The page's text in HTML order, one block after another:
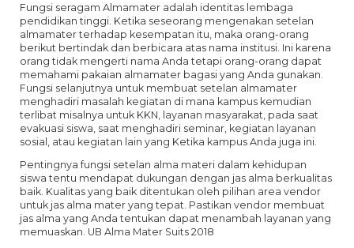
Fungsi seragam Almamater adalah identitas lembaga
pendidikan tinggi. Ketika seseorang mengenakan setelan
almamater terhadap kesempatan itu, maka orang-orang
berikut bertindak dan berbicara atas nama institusi. Ini karena
orang tidak mengerti nama Anda tetapi orang-orang dapat
memahami pakaian almamater bagasi yang Anda gunakan.
Fungsi selanjutnya untuk membuat setelan almamater
menghadiri masalah kegiatan di mana kampus kemudian
terlibat misalnya untuk KKN, layanan masyarakat, pada saat
evakuasi siswa, saat menghadiri seminar, kegiatan layanan
sosial, atau kegiatan lain yang Ketika kampus Anda juga ini.
Pentingnya fungsi setelan alma materi dalam kehidupan
siswa tentu mendapat dukungan dengan jas alma berkualitas
baik. Kualitas yang baik ditentukan oleh pilihan area vendor
untuk jas alma mater yang tepat. Pastikan vendor membuat
jas alma yang Anda tentukan dapat menambah layanan yang
memuaskan. UB Alma Mater Suits 2018